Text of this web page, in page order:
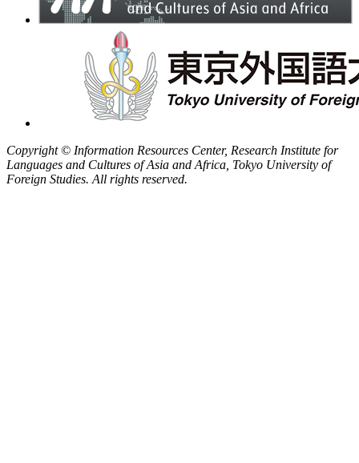
Copyright © Information Resources Center, Research Institute for
Languages and Cultures of Asia and Africa, Tokyo University of
Foreign Studies. All rights reserved.